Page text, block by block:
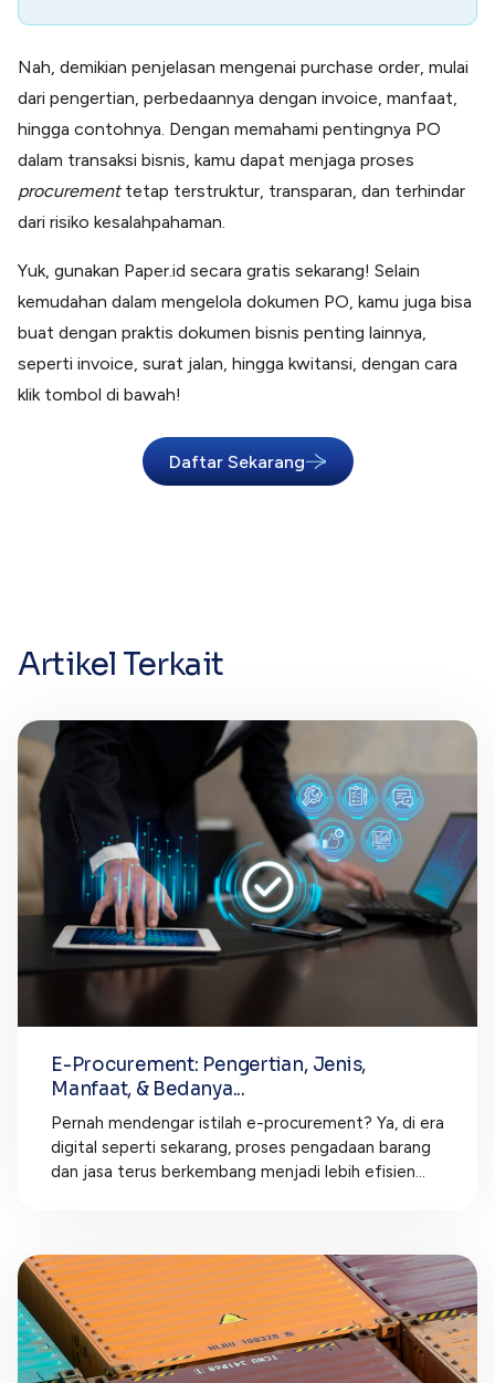
Nah, demikian penjelasan mengenai purchase order, mulai
dari pengertian, perbedaannya dengan invoice, manfaat,
hingga contohnya. Dengan memahami pentingnya PO
dalam transaksi bisnis, kamu dapat menjaga proses
procurementtetap terstruktur, transparan, dan terhindar
dari risiko kesalahpahaman.
Yuk, gunakan Paper.id secara gratis sekarang! Selain
kemudahan dalam mengelola dokumen PO, kamu juga bisa
buat dengan praktis dokumen bisnis penting lainnya,
seperti invoice, surat jalan, hingga kwitansi, dengan cara
klik tombol di bawah!
Daftar Sekarang
Artikel Terkait
E-Procurement: Pengertian, Jenis,
Manfaat, & Bedanya...
Pernah mendengar istilah e-procurement? Ya, di era
digital seperti sekarang, proses pengadaan barang
dan jasa terus berkembang menjadi lebih efisien...